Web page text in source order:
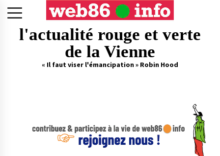
l'actualité rouge et verte
de la Vienne
« Il faut viser l'émancipation » Robin Hood